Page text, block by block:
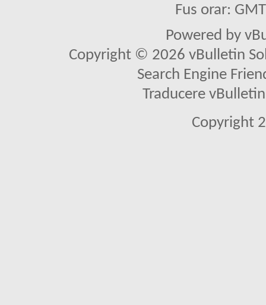
Fus orar:
Powered by
Copyright © 2026 vBulletin
Search Engine
Traducere
Copyright